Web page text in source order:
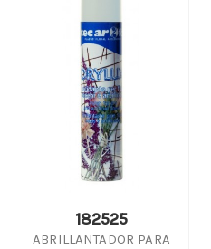
182525
ABRILLANTADOR PARA